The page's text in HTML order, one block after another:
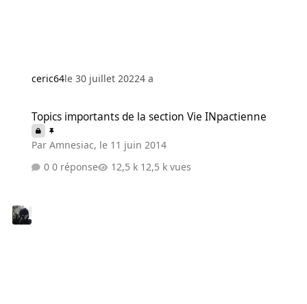
ceric64le 30 juillet 20224 a
Topics importants de la section Vie INpactienne
ParAmnesiac, le 11 juin 2014
0 réponse
12,5 k vues